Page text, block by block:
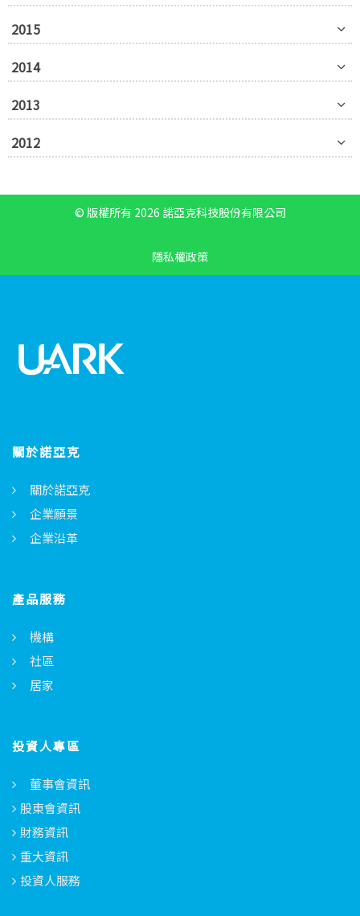
2015
2014
2013
2012
© 版權所有 2026 諾亞克科技股份有限公司
隱私權政策
關於諾亞克
關於諾亞克
企業願景
企業沿革
產品服務
機構
社區
居家
投資人專區
董事會資訊
股東會資訊
財務資訊
重大資訊
投資人服務